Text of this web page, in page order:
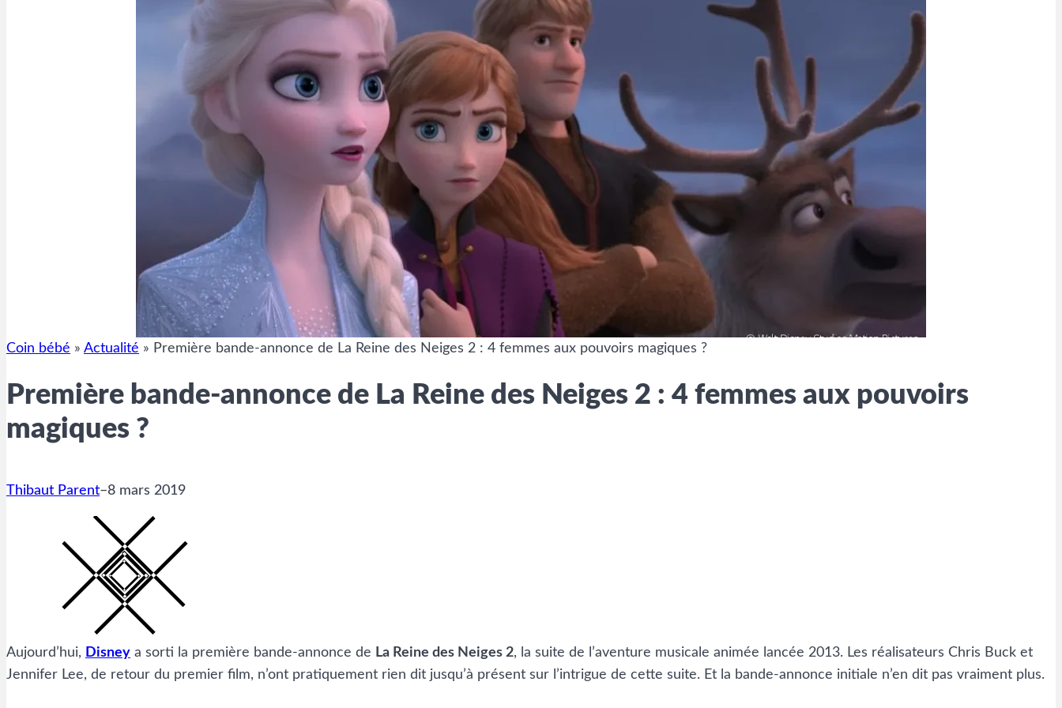
Coin bébé » Actualité » Première bande-annonce de La Reine des Neiges 2 : 4 femmes aux pouvoirs magiques ?
Première bande-annonce de La Reine des Neiges 2 : 4 femmes aux pouvoirs
magiques ?
Thibaut Parent–8 mars 2019
Aujourd’hui, Disney a sorti la première bande-annonce de La Reine des Neiges 2, la suite de l’aventure musicale animée lancée 2013. Les réalisateurs Chris Buck et
Jennifer Lee, de retour du premier film, n’ont pratiquement rien dit jusqu’à présent sur l’intrigue de cette suite. Et la bande-annonce initiale n’en dit pas vraiment plus.